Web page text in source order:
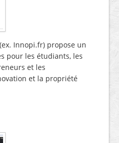
Innopi.fr) propose un
pour les étudiants, les
et les
et la propriété